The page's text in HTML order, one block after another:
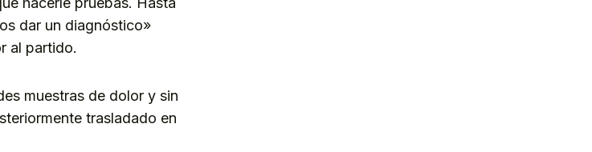
dar un diagnóstico»
al partido.
muestras de dolor y sin
trasladado en